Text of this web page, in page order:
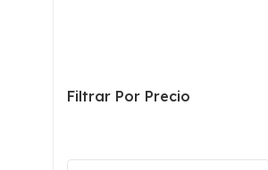
Filtrar Por Precio